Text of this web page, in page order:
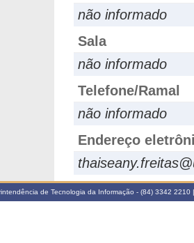
não informado
Sala
não informado
Telefone/Ramal
não informado
Endereço
de Tecnologia da Informação - (84) 3342